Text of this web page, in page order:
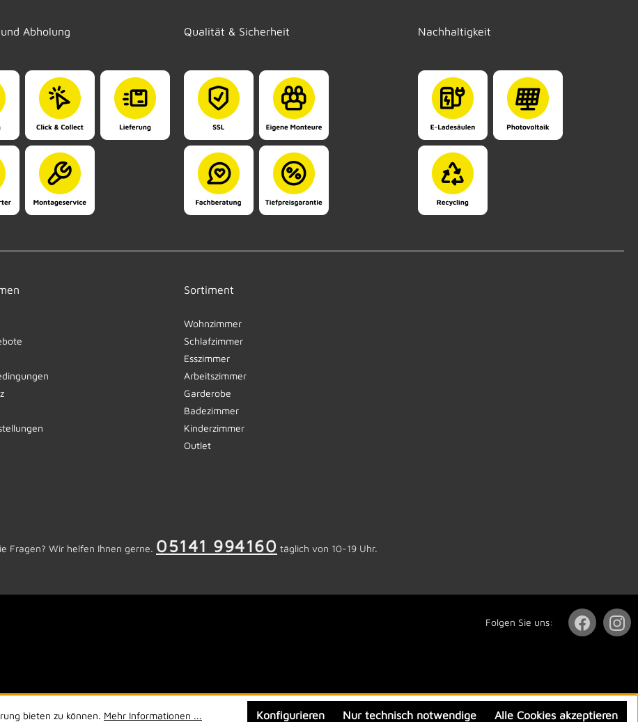
Abholung Qualität & Sicherheit Nachhaltigkeit
Sortiment
Wohnzimmer
Schlafzimmer
Esszimmer
Arbeitszimmer
Garderobe
Badezimmer
Kinderzimmer
Outlet
Fragen? Wir helfen Ihnen gerne. 05141 994160 täglich von 10-19 Uhr.
Folgen Sie uns:
bieten zu können. Mehr Informationen ... Nur technisch notwendige
Konfigurieren Alle Cookies akzeptieren